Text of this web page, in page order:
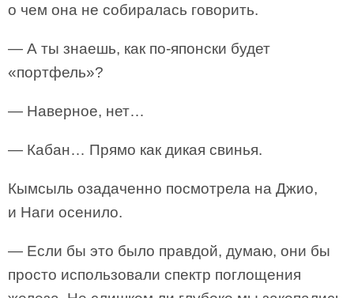
о чем она не собиралась говорить.
— А ты знаешь, как по-японски будет
«портфель»?
— Наверное, нет…
— Кабан… Прямо как дикая свинья.
Кымсыль озадаченно посмотрела на Джио,
и Наги осенило.
— Если бы это было правдой, думаю, они бы
просто использовали спектр поглощения